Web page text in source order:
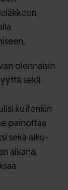
olennaisin
sekä
kuitenkin
painottaa
sekä alku-
aikana.